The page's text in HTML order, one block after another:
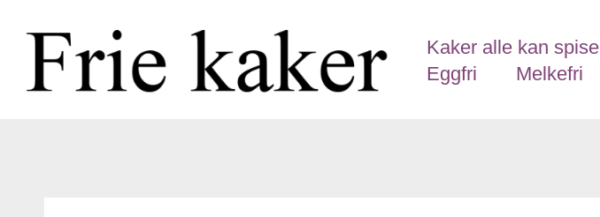
Kaker alle kan spise
Eggfri
Melkefri
pagination